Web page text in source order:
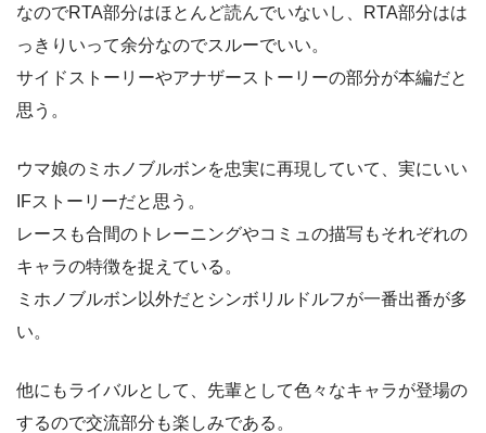
なのでRTA部分はほとんど読んでいないし、RTA部分はは
っきりいって余分なのでスルーでいい。
サイドストーリーやアナザーストーリーの部分が本編だと
思う。
ウマ娘のミホノブルボンを忠実に再現していて、実にいい
IFストーリーだと思う。
レースも合間のトレーニングやコミュの描写もそれぞれの
キャラの特徴を捉えている。
ミホノブルボン以外だとシンボリルドルフが一番出番が多
い。
他にもライバルとして、先輩として色々なキャラが登場の
するので交流部分も楽しみである。